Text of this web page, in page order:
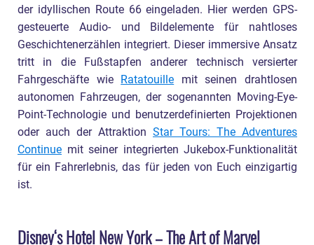
der idyllischen Route 66 eingeladen. Hier werden GPS-
gesteuerte Audio- und Bildelemente für nahtloses
Geschichtenerzählen integriert. Dieser immersive Ansatz
tritt in die Fußstapfen anderer technisch versierter
Fahrgeschäfte wie Ratatouille mit seinen drahtlosen
autonomen Fahrzeugen, der sogenannten Moving-Eye-
Point-Technologie und benutzerdefinierten Projektionen
oder auch der Attraktion Star Tours: The Adventures
Continue mit seiner integrierten Jukebox-Funktionalität
für ein Fahrerlebnis, das für jeden von Euch einzigartig
ist.
Disney‘s Hotel New York – The Art of Marvel